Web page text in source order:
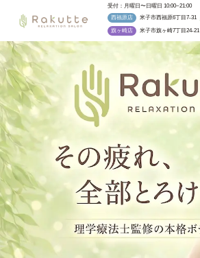
受付：月曜日〜日曜日 10:00~21:00
西福原店
米子市西福原6丁目7-31
旗ヶ崎店 米子市旗ヶ崎7丁目24-21